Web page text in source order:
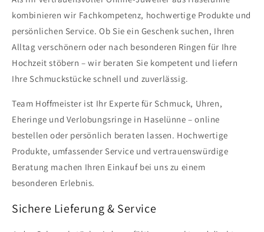
kombinieren wir Fachkompetenz, hochwertige Produkte und
persönlichen Service. Ob Sie ein Geschenk suchen, Ihren
Alltag verschönern oder nach besonderen Ringen für Ihre
Hochzeit stöbern – wir beraten Sie kompetent und liefern
Ihre Schmuckstücke schnell und zuverlässig.
Team Hoffmeister ist Ihr Experte für Schmuck, Uhren,
Eheringe und Verlobungsringe in Haselünne – online
bestellen oder persönlich beraten lassen. Hochwertige
Produkte, umfassender Service und vertrauenswürdige
Beratung machen Ihren Einkauf bei uns zu einem
besonderen Erlebnis.
Sichere Lieferung & Service